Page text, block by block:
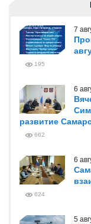
7
195
6
развитие
662
6
624
5